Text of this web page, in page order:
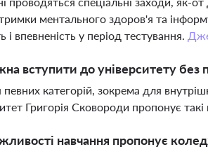
ментального здоров'я та
і впевненість у період тестування.
вступити до університету
певних категорій, зокрема для
Григорія Сковороди пропонує
навчання пропонує